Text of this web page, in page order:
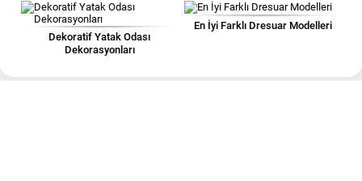
Dekoratif Yatak Odası
Dekorasyonları
En İyi Farklı Dresuar Modelleri